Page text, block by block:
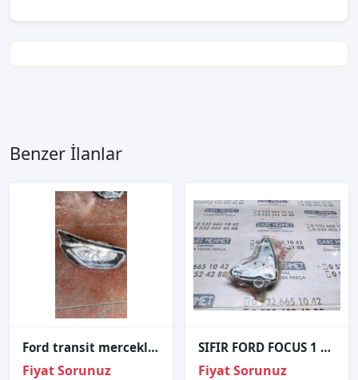
Benzer İlanlar
Ford transit mercekli sag ön far 2016 2022 model uyumlu
Fiyat Sorunuz
SIFIR FORD FOCUS 1 SAĞ ARKA STOP DUYU
Fiyat Sorunuz